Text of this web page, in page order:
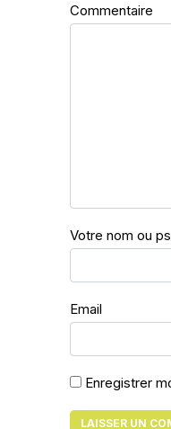
Commentaire
Votre nom ou
Email
Enregistrer